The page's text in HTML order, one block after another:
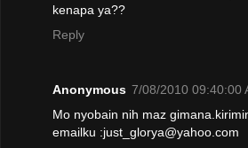
kenapa ya??
Reply
Anonymous 7/08/2010 09:40:00
Mo nyobain nih maz
emailku :just_glorya@yahoo.com